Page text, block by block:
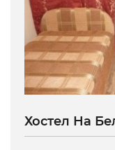
Хостел На